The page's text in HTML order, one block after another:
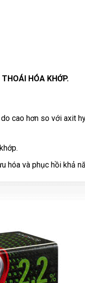
HÓA KHỚP.
cao hơn so với axit
hóa và phục hồi khả